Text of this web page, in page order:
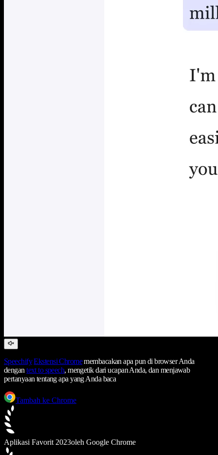
Speechify Ekstensi Chromemembacakan apa pun di browser Anda
dengantext to speech, mengetik dari ucapan Anda, dan menjawab
pertanyaan tentang apa yang Anda baca
Tambah ke Chrome
Aplikasi Favorit 2023oleh Google Chrome